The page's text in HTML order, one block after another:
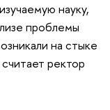
науку,
проблемы
на стыке
ректор